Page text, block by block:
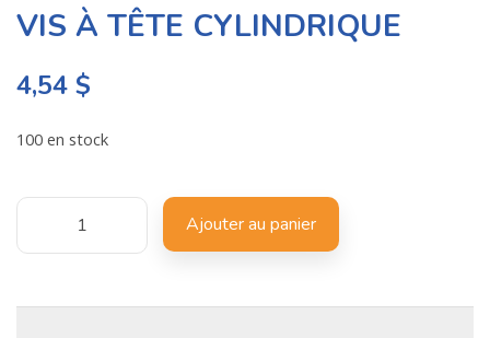
VIS À TÊTE CYLINDRIQUE
4,54 $
100 en stock
Ajouter au panier